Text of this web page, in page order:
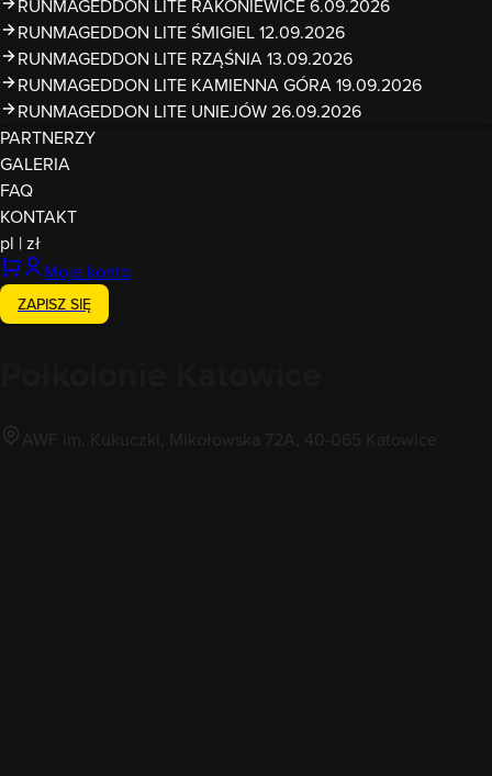
RUNMAGEDDON LITE RAKONIEWICE 6.09.2026
RUNMAGEDDON LITE ŚMIGIEL 12.09.2026
RUNMAGEDDON LITE RZĄŚNIA 13.09.2026
RUNMAGEDDON LITE KAMIENNA GÓRA 19.09.2026
RUNMAGEDDON LITE UNIEJÓW 26.09.2026
PARTNERZY
GALERIA
FAQ
KONTAKT
pl |zł
Moje konto
ZAPISZ SIĘ
AWF im. Kukuczki, Mikołowska 72A, 40-065 Katowice